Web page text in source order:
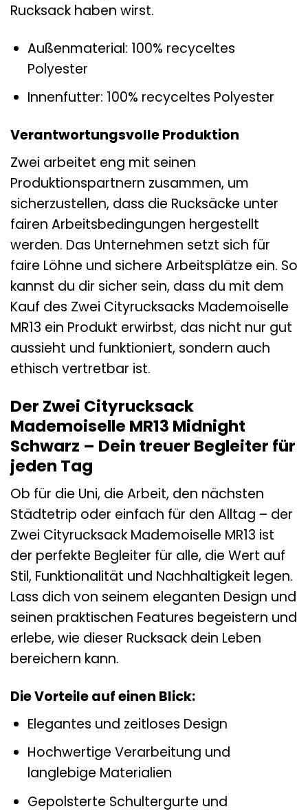
Rucksack haben wirst.
Außenmaterial: 100% recyceltes
Polyester
Innenfutter: 100% recyceltes Polyester
Verantwortungsvolle Produktion
Zwei arbeitet eng mit seinen
Produktionspartnern zusammen, um
sicherzustellen, dass die Rucksäcke unter
fairen Arbeitsbedingungen hergestellt
werden. Das Unternehmen setzt sich für
faire Löhne und sichere Arbeitsplätze ein. So
kannst du dir sicher sein, dass du mit dem
Kauf des Zwei Cityrucksacks Mademoiselle
MR13 ein Produkt erwirbst, das nicht nur gut
aussieht und funktioniert, sondern auch
ethisch vertretbar ist.
Der Zwei Cityrucksack
Mademoiselle MR13 Midnight
Schwarz – Dein treuer Begleiter für
jeden Tag
Ob für die Uni, die Arbeit, den nächsten
Städtetrip oder einfach für den Alltag – der
Zwei Cityrucksack Mademoiselle MR13 ist
der perfekte Begleiter für alle, die Wert auf
Stil, Funktionalität und Nachhaltigkeit legen.
Lass dich von seinem eleganten Design und
seinen praktischen Features begeistern und
erlebe, wie dieser Rucksack dein Leben
bereichern kann.
Die Vorteile auf einen Blick:
Elegantes und zeitloses Design
Hochwertige Verarbeitung und
langlebige Materialien
Gepolsterte Schultergurte und